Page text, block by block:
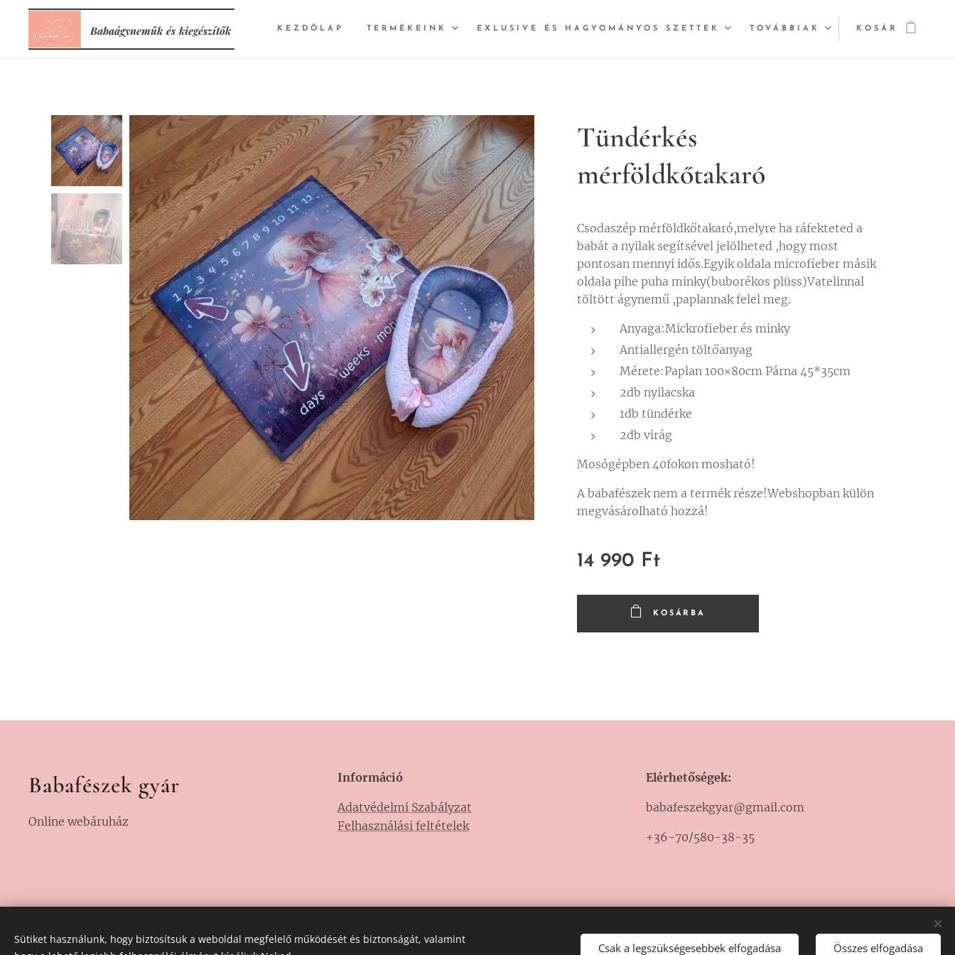
Babaágyneműk és kiegészítők KEZDŐLAP TERMÉKEINK EXLUSIVE ÉS HAGYOMÁNYOS SZETTEK TOVÁBBIAK KOSÁR
Tündérkés
mérföldkőtakaró
Csodaszép mérföldkőtakaró,melyre ha ráfekteted a
babát a nyilak segítsével jelölheted ,hogy most
pontosan mennyi idős.Egyik oldala microfieber másik
oldala pihe puha minky(buborékos plüss)Vatelinnal
töltött ágynemű ,paplannak felel meg.
Anyaga:Mickrofieber és minky
Antiallergén töltőanyag
Mérete:Paplan 100×80cm Párna 45*35cm
2db nyilacska
1db tündérke
2db virág
Mosógépben 40fokon mosható!
A babafészek nem a termék része!Webshopban külön
megvásárolható hozzá!
14 990 Ft
KOSÁRBA
Babafészek gyár
Online webáruház
Információ
Adatvédelmi Szabályzat
Felhasználási feltételek
Elérhetőségek:
babafeszekgyar@gmail.com
+36-70/580-38-35
Sütiket használunk, hogy biztosítsuk a weboldal megfelelő működését és biztonságát, valamint
Csak a legszükségesebbek elfogadása Összes elfogadása